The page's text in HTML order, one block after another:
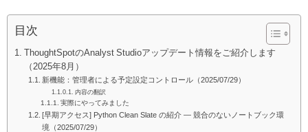
目次
ThoughtSpotのAnalyst Studioアップデート情報をご紹介します
（2025年8月）
新機能：管理者による予定設定コントロール（2025/07/29）
内容の翻訳
実際にやってみました
[早期アクセス] Python Clean Slate の紹介 — 競合のないノートブック環
境（2025/07/29）